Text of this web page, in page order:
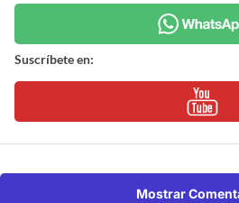
Suscríbete en:
Mostrar